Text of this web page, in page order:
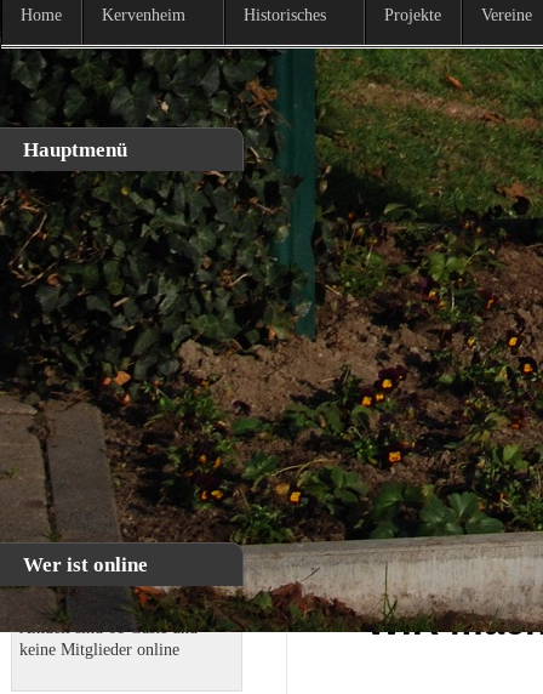
Home Kervenheim Historisches Projekte Vereine
Aktuelle Seite: Home Archiv Beispielbeiträge Mittelaltermarkt - 2014
Hauptmenü
Home
Über uns
Bildergalerien
Impressionen
Archiv
Links
Kontakt
Veranstaltungskalender
Wer ist online
Aktuell sind 61 Gäste und
keine Mitglieder online
Danke
WIR